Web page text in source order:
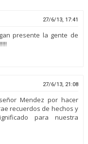
27/6/13, 17:41
presente la gente de
27/6/13, 21:08
Mendez por hacer
recuerdos de hechos y
para nuestra